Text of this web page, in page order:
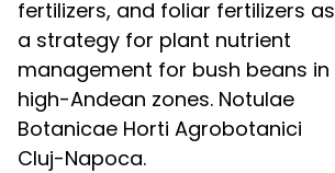
fertilizers, and foliar fertilizers as
a strategy for plant nutrient
management for bush beans in
high-Andean zones. Notulae
Botanicae Horti Agrobotanici
Cluj-Napoca.